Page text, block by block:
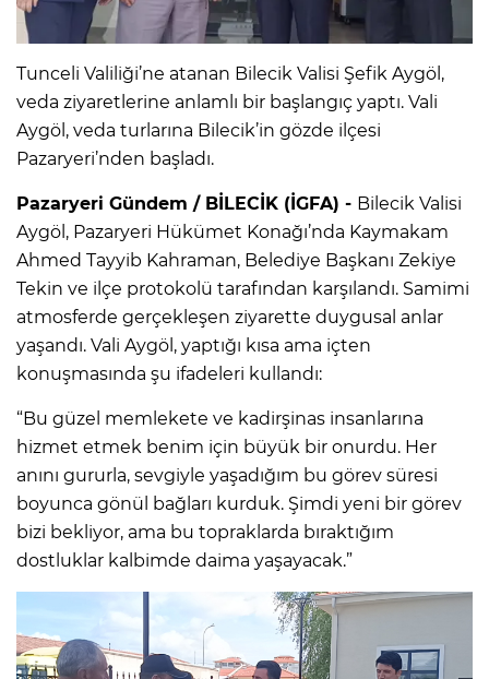
Tunceli Valiliği’ne atanan Bilecik Valisi Şefik Aygöl,
veda ziyaretlerine anlamlı bir başlangıç yaptı. Vali
Aygöl, veda turlarına Bilecik’in gözde ilçesi
Pazaryeri’nden başladı.
Pazaryeri Gündem / BİLECİK (İGFA) - Bilecik Valisi
Aygöl, Pazaryeri Hükümet Konağı’nda Kaymakam
Ahmed Tayyib Kahraman, Belediye Başkanı Zekiye
Tekin ve ilçe protokolü tarafından karşılandı. Samimi
atmosferde gerçekleşen ziyarette duygusal anlar
yaşandı. Vali Aygöl, yaptığı kısa ama içten
konuşmasında şu ifadeleri kullandı:
“Bu güzel memlekete ve kadirşinas insanlarına
hizmet etmek benim için büyük bir onurdu. Her
anını gururla, sevgiyle yaşadığım bu görev süresi
boyunca gönül bağları kurduk. Şimdi yeni bir görev
bizi bekliyor, ama bu topraklarda bıraktığım
dostluklar kalbimde daima yaşayacak.”